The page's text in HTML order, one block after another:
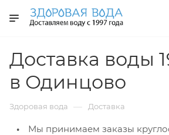
Доставка воды
в Одинцово
Здоровая вода — Доставка
Мы принимаем заказы